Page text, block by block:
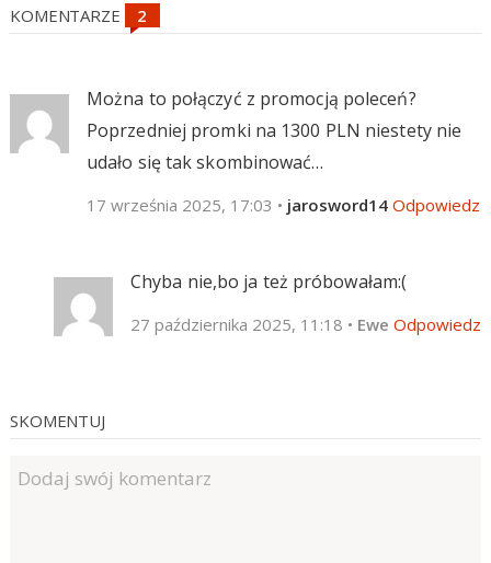
KOMENTARZE
Można to połączyć z promocją poleceń?
Poprzedniej promki na 1300 PLN niestety nie
udało się tak skombinować…
17 września 2025, 17:03 • jarosword14 Odpowiedz
Chyba nie,bo ja też próbowałam:(
27 października 2025, 11:18 • Ewe Odpowiedz
SKOMENTUJ